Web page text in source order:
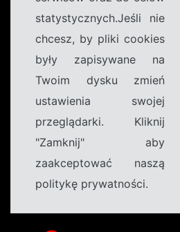
statystycznych.Jeśli nie
chcesz, by pliki cookies
były zapisywane na
Twoim dysku zmień
ustawienia swojej
przeglądarki. Kliknij
"Zamknij" aby
zaakceptować naszą
politykę prywatności.